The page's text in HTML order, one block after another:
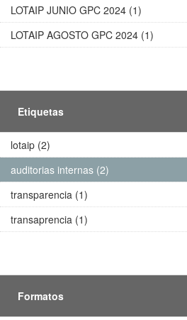
LOTAIP JUNIO GPC 2024 (1)
LOTAIP AGOSTO GPC 2024 (1)
Etiquetas
lotaip (2)
auditorias internas (2)
transparencia (1)
transaprencia (1)
Formatos